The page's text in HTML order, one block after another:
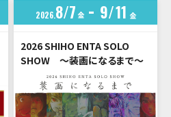
20268 7 金 9 11 金
2026 SHIHO ENTA SOLO
SHOW ～装画になるまで～